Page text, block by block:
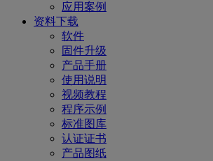
应用案例
资料下载
软件
固件升级
产品手册
使用说明
视频教程
程序示例
标准图库
认证证书
产品图纸